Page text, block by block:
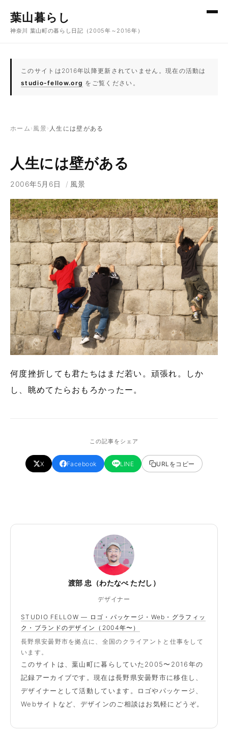
葉山暮らし
神奈川 葉山町の暮らし日記（2005年～2016年）
このサイトは2016年以降更新されていません。現在の活動は
studio-fellow.org をご覧ください。
ホーム › 風景 › 人生には壁がある
人生には壁がある
2006年5月6日 / 風景
何度挫折しても君たちはまだ若い。頑張れ。しか
し、眺めてたらおもろかったー。
この記事をシェア
X Facebook LINE URLをコピー
このサイトは、葉山町に暮らしていた2005〜2016年の
記録アーカイブです。現在は長野県安曇野市に移住し、
デザイナーとして活動しています。ロゴやパッケージ、
Webサイトなど、デザインのご相談はお気軽にどうぞ。
渡部 忠（わたなべ ただし）
デザイナー
STUDIO FELLOW — ロゴ・パッケージ・Web・グラフィッ
ク・ブランドのデザイン（2004年〜）
長野県安曇野市を拠点に、全国のクライアントと仕事をして
います。